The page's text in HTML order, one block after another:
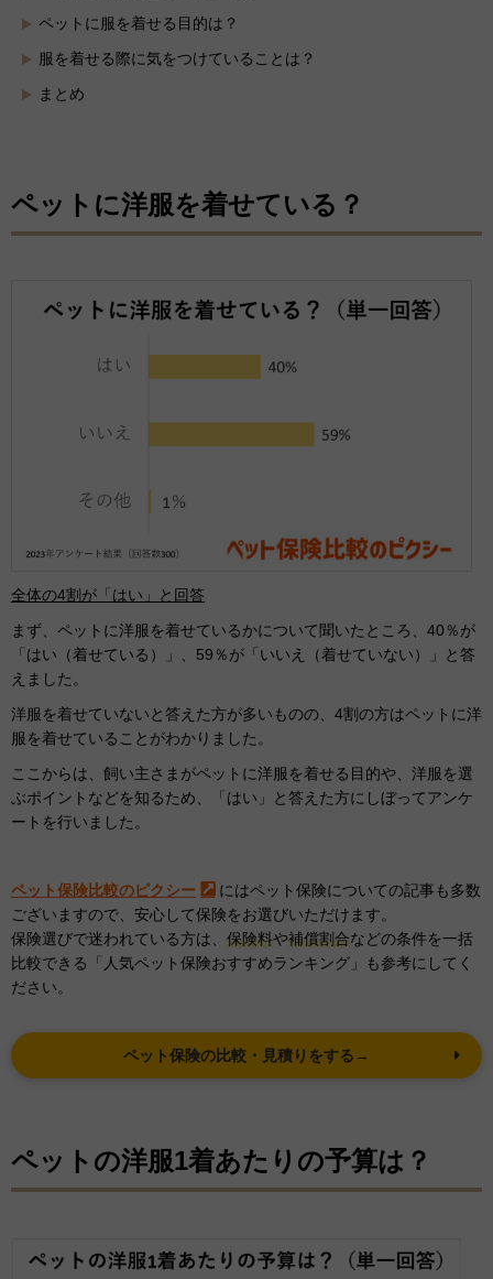
ペットに服を着せる目的は？
服を着せる際に気をつけていることは？
まとめ
ペットに洋服を着せている？
全体の4割が「はい」と回答
まず、ペットに洋服を着せているかについて聞いたところ、40％が
「はい（着せている）」、59％が「いいえ（着せていない）」と答
えました。
洋服を着せていないと答えた方が多いものの、4割の方はペットに洋
服を着せていることがわかりました。
ここからは、飼い主さまがペットに洋服を着せる目的や、洋服を選
ぶポイントなどを知るため、「はい」と答えた方にしぼってアンケ
ートを行いました。
ペット保険比較のピクシー
にはペット保険についての記事も多数
ございますので、安心して保険をお選びいただけます。
保険選びで迷われている方は、 保険料や補償割合などの条件を一括
比較できる「人気ペット保険おすすめランキング」も参考にしてく
ださい。
ペット保険の比較・見積りをする→
ペットの洋服1着あたりの予算は？